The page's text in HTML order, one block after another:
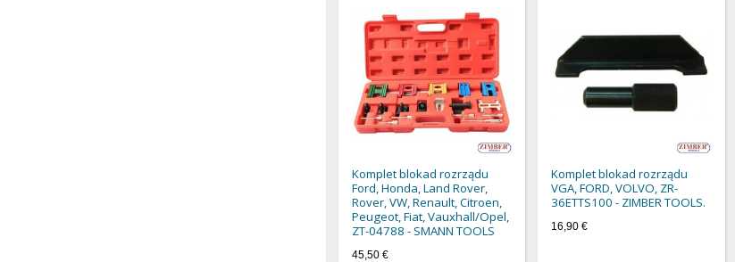
Komplet blokad rozrządu
Ford, Honda, Land Rover,
Rover, VW, Renault, Citroen,
Peugeot, Fiat, Vauxhall/Opel,
ZT-04788 - SMANN TOOLS
45,50 €
Komplet blokad rozrządu
VGA, FORD, VOLVO, ZR-
36ETTS100 - ZIMBER TOOLS.
16,90 €